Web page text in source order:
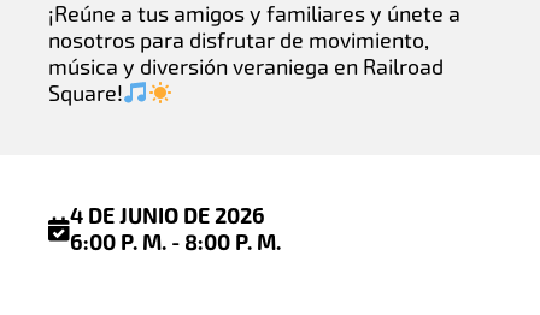
¡Reúne a tus amigos y familiares y únete a
nosotros para disfrutar de movimiento,
música y diversión veraniega en Railroad
Square!
4 DE JUNIO DE 2026
6:00 P. M. - 8:00 P. M.